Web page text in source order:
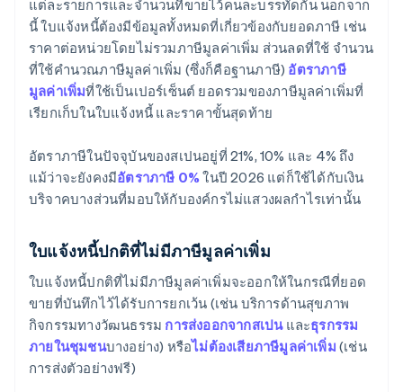
แต่ละรายการและจำนวนที่ขายไว้คนละบรรทัดกัน นอกจาก
นี้ ใบแจ้งหนี้ต้องมีข้อมูลทั้งหมดที่เกี่ยวข้องกับยอดภาษี เช่น
ราคาต่อหน่วยโดยไม่รวมภาษีมูลค่าเพิ่ม ส่วนลดที่ใช้ จำนวน
ที่ใช้คำนวณภาษีมูลค่าเพิ่ม (ซึ่งก็คือฐานภาษี) อัตราภาษี
มูลค่าเพิ่มที่ใช้เป็นเปอร์เซ็นต์ ยอดรวมของภาษีมูลค่าเพิ่มที่
เรียกเก็บในใบแจ้งหนี้ และราคาขั้นสุดท้าย
อัตราภาษีในปัจจุบันของสเปนอยู่ที่ 21%, 10% และ 4% ถึง
แม้ว่าจะยังคงมีอัตราภาษี 0%ในปี 2026 แต่ก็ใช้ได้กับเงิน
บริจาคบางส่วนที่มอบให้กับองค์กรไม่แสวงผลกำไรเท่านั้น
ใบแจ้งหนี้ปกติที่ไม่มีภาษีมูลค่าเพิ่ม
ใบแจ้งหนี้ปกติที่ไม่มีภาษีมูลค่าเพิ่มจะออกให้ในกรณีที่ยอด
ขายที่บันทึกไว้ได้รับการยกเว้น (เช่น บริการด้านสุขภาพ
กิจกรรมทางวัฒนธรรม การส่งออกจากสเปนและธุรกรรม
ภายในชุมชนบางอย่าง) หรือไม่ต้องเสียภาษีมูลค่าเพิ่ม (เช่น
การส่งตัวอย่างฟรี)